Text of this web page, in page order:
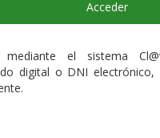
Acceder
mediante el sistema
digital o DNI electrónico,